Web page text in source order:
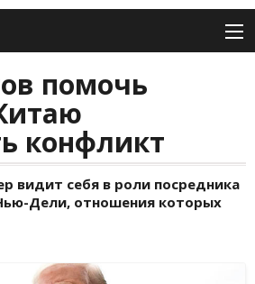
помочь
конфликт
видит себя в роли посредника
Дели, отношения которых